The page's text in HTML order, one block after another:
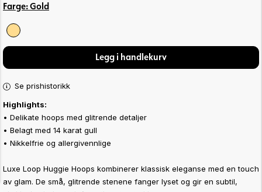
Farge:Gold
Legg i handlekurv
Se prishistorikk
Highlights:
• Delikate hoops med glitrende detaljer
• Belagt med 14 karat gull
• Nikkelfrie og allergivennlige
Luxe Loop Huggie Hoops kombinerer klassisk eleganse med en touch
av glam. De små, glitrende stenene fanger lyset og gir en subtil,